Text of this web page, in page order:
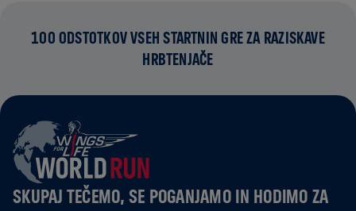
100 ODSTOTKOV VSEH STARTNIN GRE ZA RAZISKAVE
HRBTENJAČE
SKUPAJ TEČEMO, SE POGANJAMO IN HODIMO ZA